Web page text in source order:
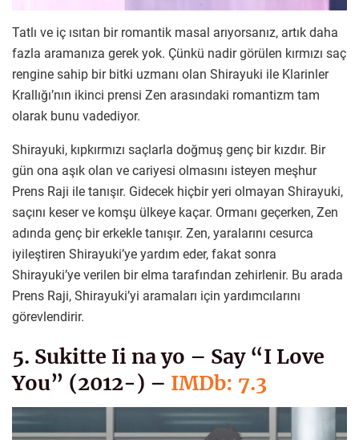
Tatlı ve iç ısıtan bir romantik masal arıyorsanız, artık daha
fazla aramanıza gerek yok. Çünkü nadir görülen kırmızı saç
rengine sahip bir bitki uzmanı olan Shirayuki ile Klarinler
Krallığı’nın ikinci prensi Zen arasındaki romantizm tam
olarak bunu vadediyor.
Shirayuki, kıpkırmızı saçlarla doğmuş genç bir kızdır. Bir
gün ona aşık olan ve cariyesi olmasını isteyen meşhur
Prens Raji ile tanışır. Gidecek hiçbir yeri olmayan Shirayuki,
saçını keser ve komşu ülkeye kaçar. Ormanı geçerken, Zen
adında genç bir erkekle tanışır. Zen, yaralarını cesurca
iyileştiren Shirayuki’ye yardım eder, fakat sonra
Shirayuki’ye verilen bir elma tarafından zehirlenir. Bu arada
Prens Raji, Shirayuki’yi aramaları için yardımcılarını
görevlendirir.
5. Sukitte Ii na yo – Say “I Love
You” (2012-) – IMDb: 7.3